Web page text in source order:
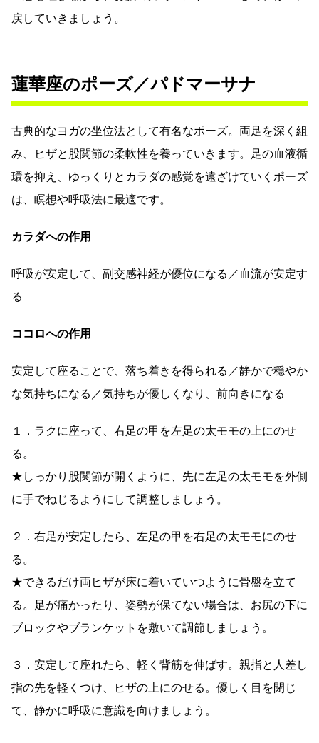
戻していきましょう。
蓮華座のポーズ／パドマーサナ
古典的なヨガの坐位法として有名なポーズ。両足を深く組
み、ヒザと股関節の柔軟性を養っていきます。足の血液循
環を抑え、ゆっくりとカラダの感覚を遠ざけていくポーズ
は、瞑想や呼吸法に最適です。
カラダへの作用
呼吸が安定して、副交感神経が優位になる／血流が安定す
る
ココロへの作用
安定して座ることで、落ち着きを得られる／静かで穏やか
な気持ちになる／気持ちが優しくなり、前向きになる
１．ラクに座って、右足の甲を左足の太モモの上にのせ
る。
★しっかり股関節が開くように、先に左足の太モモを外側
に手でねじるようにして調整しましょう。
２．右足が安定したら、左足の甲を右足の太モモにのせ
る。
★できるだけ両ヒザが床に着いていつように骨盤を立て
る。足が痛かったり、姿勢が保てない場合は、お尻の下に
ブロックやブランケットを敷いて調節しましょう。
３．安定して座れたら、軽く背筋を伸ばす。親指と人差し
指の先を軽くつけ、ヒザの上にのせる。優しく目を閉じ
て、静かに呼吸に意識を向けましょう。